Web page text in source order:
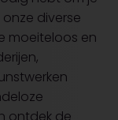
diverse
moeiteloos en
ontdek de